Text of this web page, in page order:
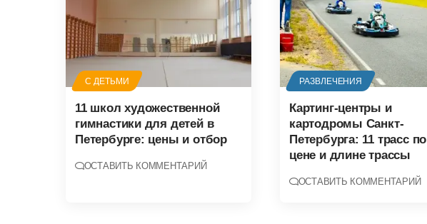
С ДЕТЬМИ
11 школ художественной
гимнастики для детей в
Петербурге: цены и отбор
ОСТАВИТЬ КОММЕНТАРИЙ
РАЗВЛЕЧЕНИЯ
Картинг-центры и
картодромы Санкт-
Петербурга: 11 трасс по
цене и длине трассы
ОСТАВИТЬ КОММЕНТАРИЙ